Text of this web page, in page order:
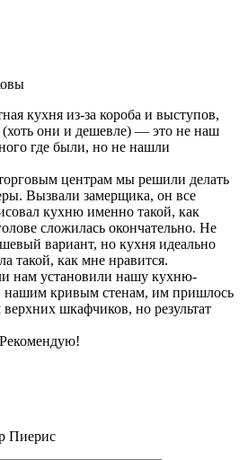
кухня из-за короба и выступов,
они и дешевле) — это не наш
где были, но не нашли
центрам мы решили делать
Вызвали замерщика, он все
кухню именно такой, как
сложилась окончательно. Не
вариант, но кухня идеально
такой, как мне нравится.
нам установили нашу кухню-
нашим кривым стенам, им пришлось
шкафчиков, но результат
Пиерис